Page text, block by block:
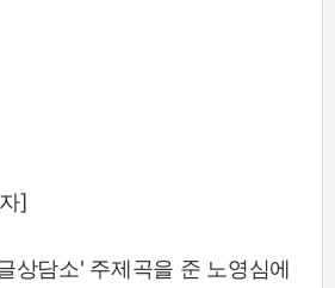
]
상담소' 주제곡을 준 노영심에